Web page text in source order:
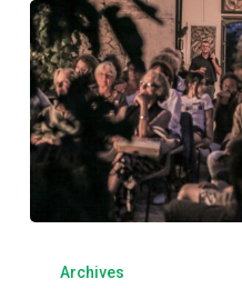
Archives